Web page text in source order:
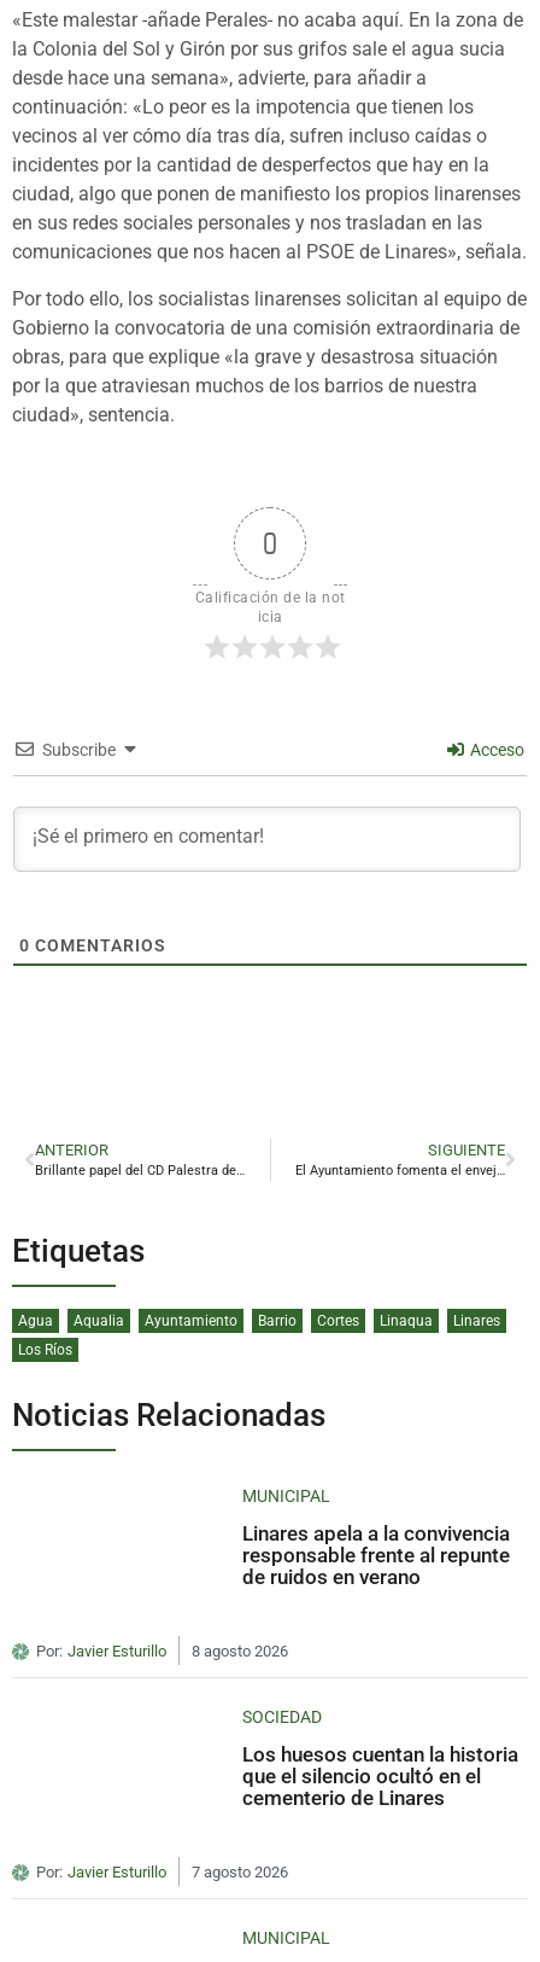
«Este malestar -añade Perales- no acaba aquí. En la zona de
la Colonia del Sol y Girón por sus grifos sale el agua sucia
desde hace una semana», advierte, para añadir a
continuación: «Lo peor es la impotencia que tienen los
vecinos al ver cómo día tras día, sufren incluso caídas o
incidentes por la cantidad de desperfectos que hay en la
ciudad, algo que ponen de manifiesto los propios linarenses
en sus redes sociales personales y nos trasladan en las
comunicaciones que nos hacen al PSOE de Linares», señala.
Por todo ello, los socialistas linarenses solicitan al equipo de
Gobierno la convocatoria de una comisión extraordinaria de
obras, para que explique «la grave y desastrosa situación
por la que atraviesan muchos de los barrios de nuestra
ciudad», sentencia.
0
Calificación de la not
icia
Subscribe Acceso
0 COMENTARIOS
ANTERIOR
Brillante papel del CD Palestra de Linares en el Campeonato de Andalucía
SIGUIENTE
El Ayuntamiento fomenta el envejecimiento activo en 1.500 mayores de Linares
Etiquetas
Agua Aqualia Ayuntamiento Barrio Cortes Linaqua
Linares
Los Ríos
Noticias Relacionadas
MUNICIPAL
Linares apela a la convivencia
responsable frente al repunte
de ruidos en verano
Por: Javier Esturillo 8 agosto 2026
SOCIEDAD
Los huesos cuentan la historia
que el silencio ocultó en el
cementerio de Linares
Por: Javier Esturillo 7 agosto 2026
MUNICIPAL